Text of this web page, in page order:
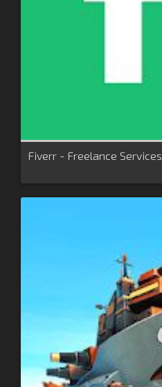
Fiverr - Freelance Services